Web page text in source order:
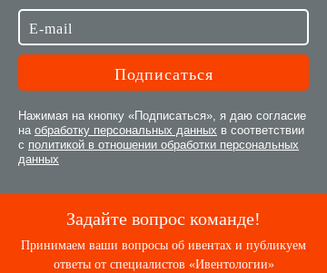
Нажимая на кнопку «Подписаться», я даю согласие
на обработку персональных данных в соответствии
с политикой в отношении обработки персональных
данных
Задайте вопрос команде!
Принимаем ваши вопросы об ивентах и публикуем
ответы от специалистов «Ивентологии»